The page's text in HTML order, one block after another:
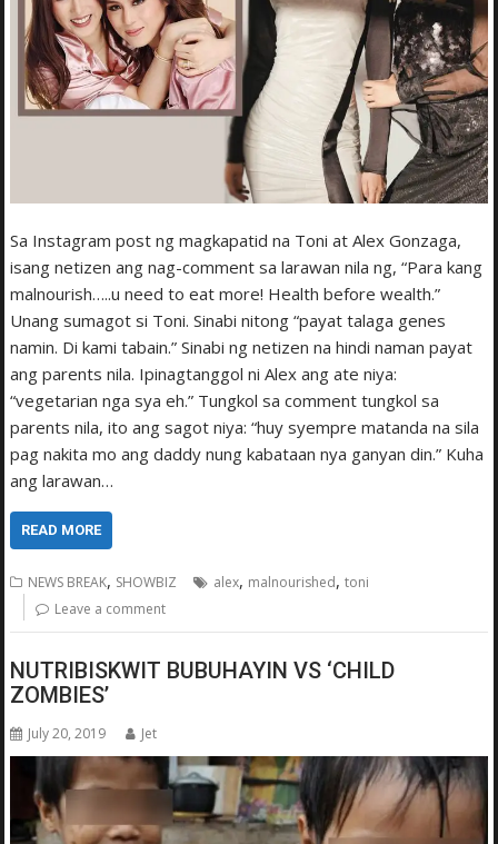
Sa Instagram post ng magkapatid na Toni at Alex Gonzaga,
isang netizen ang nag-comment sa larawan nila ng, “Para kang
malnourish…..u need to eat more! Health before wealth.”
Unang sumagot si Toni. Sinabi nitong “payat talaga genes
namin. Di kami tabain.” Sinabi ng netizen na hindi naman payat
ang parents nila. Ipinagtanggol ni Alex ang ate niya:
“vegetarian nga sya eh.” Tungkol sa comment tungkol sa
parents nila, ito ang sagot niya: “huy syempre matanda na sila
pag nakita mo ang daddy nung kabataan nya ganyan din.” Kuha
ang larawan…
READ MORE
NEWS BREAK, SHOWBIZ alex, malnourished,toni
Leave a comment
NUTRIBISKWIT BUBUHAYIN VS ‘CHILD
ZOMBIES’
July 20, 2019 Jet